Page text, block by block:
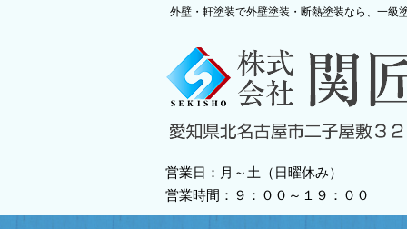
外壁・軒塗装で外壁塗装・断熱塗装なら、一級
営業日：月～土（日曜休み）
営業時間：９：００～１９：００